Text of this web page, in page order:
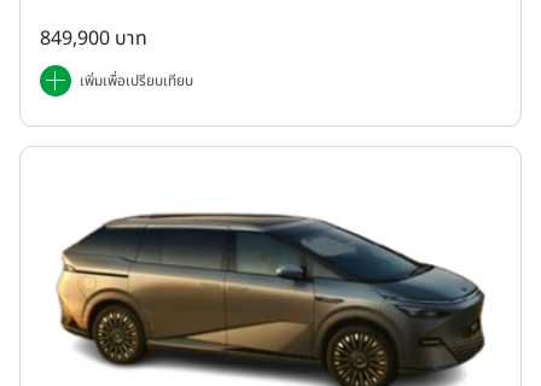
849,900 บาท
เพิ่มเพื่อเปรียบเทียบ